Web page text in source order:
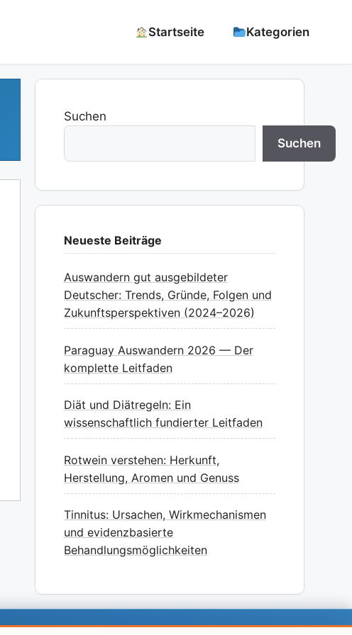
Startseite Kategorien
Suchen
Suchen
Neueste Beiträge
Auswandern gut ausgebildeter
Deutscher: Trends, Gründe, Folgen und
Zukunftsperspektiven (2024–2026)
Paraguay Auswandern 2026 — Der
komplette Leitfaden
Diät und Diätregeln: Ein
wissenschaftlich fundierter Leitfaden
Rotwein verstehen: Herkunft,
Herstellung, Aromen und Genuss
Tinnitus: Ursachen, Wirkmechanismen
und evidenzbasierte
Behandlungsmöglichkeiten